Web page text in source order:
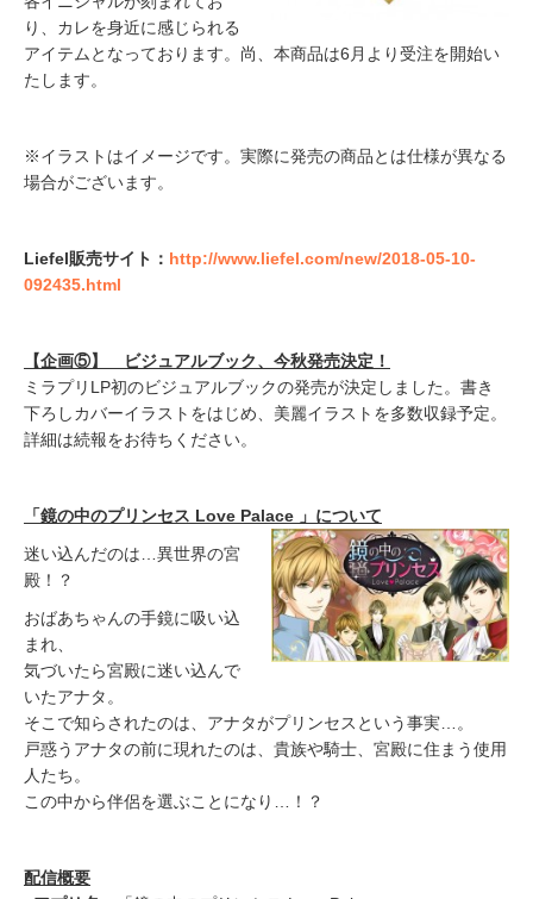
り、カレを身近に感じられる
アイテムとなっております。尚、本商品は6月より受注を開始い
たします。
※イラストはイメージです。実際に発売の商品とは仕様が異なる
場合がございます。
Liefel販売サイト： http://www.liefel.com/new/2018-05-10-
092435.html
【企画⑤】 ビジュアルブック、今秋発売決定！
ミラプリLP初のビジュアルブックの発売が決定しました。書き
下ろしカバーイラストをはじめ、美麗イラストを多数収録予定。
詳細は続報をお待ちください。
「鏡の中のプリンセス Love Palace 」について
迷い込んだのは…異世界の宮
殿！？
おばあちゃんの手鏡に吸い込
まれ、
気づいたら宮殿に迷い込んで
いたアナタ。
そこで知らされたのは、アナタがプリンセスという事実…。
戸惑うアナタの前に現れたのは、貴族や騎士、宮殿に住まう使用
人たち。
この中から伴侶を選ぶことになり…！？
配信概要